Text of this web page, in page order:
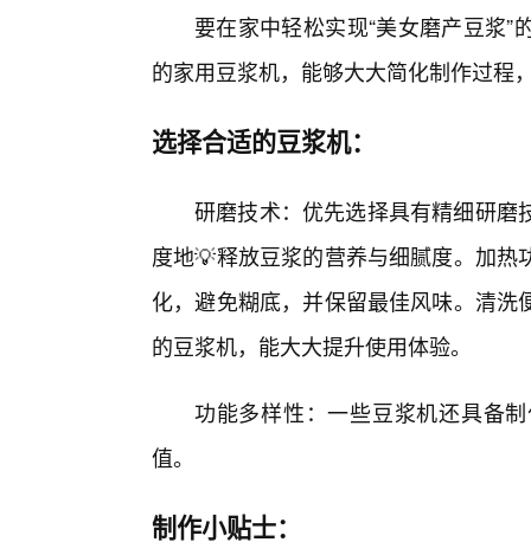
要在家中轻松实现“美女磨产豆浆
的家用豆浆机，能够大大简化制作过程
选择合适的豆浆机：
研磨技术：优先选择具有精细研磨
度地💡释放豆浆的营养与细腻度。加
化，避免糊底，并保留最佳风味。清
的豆浆机，能大大提升使用体验。
功能多样性：一些豆浆机还具备
值。
制作小贴士：